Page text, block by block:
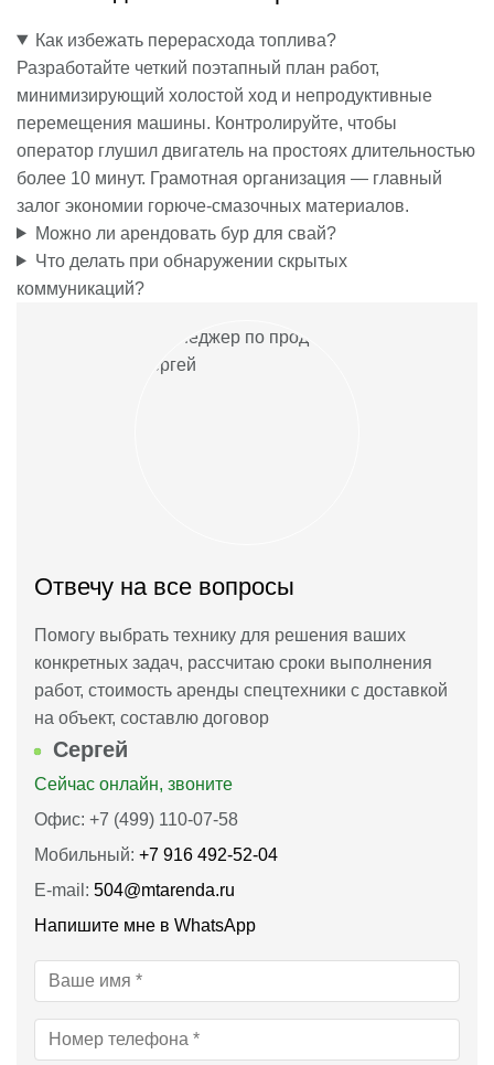
Как избежать перерасхода топлива?
Разработайте четкий поэтапный план работ,
минимизирующий холостой ход и непродуктивные
перемещения машины. Контролируйте, чтобы
оператор глушил двигатель на простоях длительностью
более 10 минут. Грамотная организация — главный
залог экономии горюче-смазочных материалов.
Можно ли арендовать бур для свай?
Что делать при обнаружении скрытых
коммуникаций?
Отвечу на все вопросы
Помогу выбрать технику для решения ваших
конкретных задач, рассчитаю сроки выполнения
работ, стоимость аренды спецтехники с доставкой
на объект, составлю договор
Сергей
Сейчас онлайн, звоните
Офис: +7 (499) 110-07-58
Мобильный: +7 916 492‑52‑04
E-mail: 504@mtarenda.ru
Напишите мне в WhatsApp